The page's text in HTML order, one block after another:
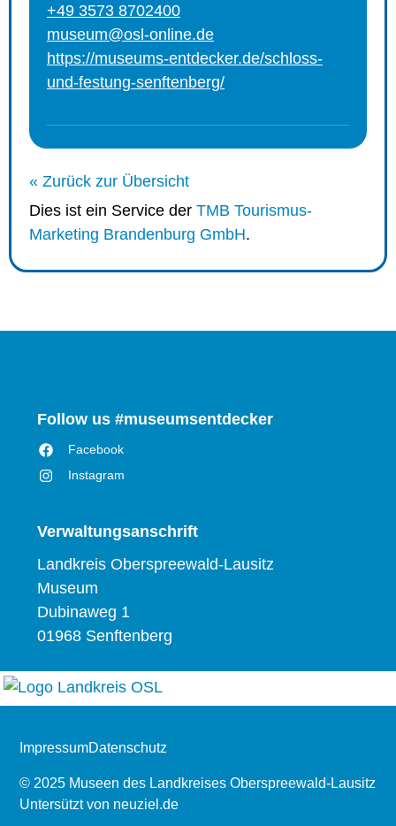
+49 3573 8702400
museum@osl-online.de
https://museums-entdecker.de/schloss-
und-festung-senftenberg/
« Zurück zur Übersicht
Dies ist ein Service der TMB Tourismus-
Marketing Brandenburg GmbH.
Follow us #museumsentdecker
Facebook
Instagram
Verwaltungsanschrift
Landkreis Oberspreewald-Lausitz
Museum
Dubinaweg 1
01968 Senftenberg
© 2025 Museen des Landkreises Oberspreewald-Lausitz
Untersützt von neuziel.de
ImpressumDatenschutz